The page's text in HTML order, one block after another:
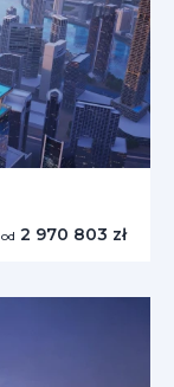
od 2 970 803 zł